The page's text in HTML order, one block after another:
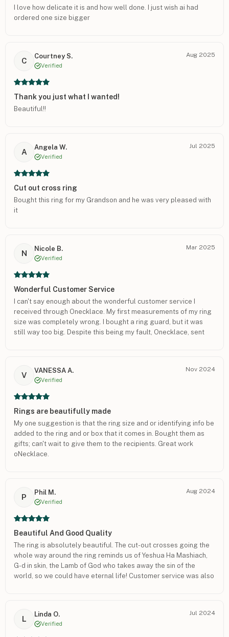
I love how delicate it is and how well done. I just wish ai had
ordered one size bigger
C
Courtney S.
Verified
Aug 2025
Thank you just what I wanted!
Beautiful!!
A
Angela W.
Verified
Jul 2025
Cut out cross ring
Bought this ring for my Grandson and he was very pleased with
it
N
Nicole B.
Verified
Mar 2025
Wonderful Customer Service
I can't say enough about the wonderful customer service I
received through Onecklace. My first measurements of my ring
size was completely wrong. I bought a ring guard, but it was
still way too big. Despite this being my fault, Onecklace, sent
V
VANESSA A.
Verified
Nov 2024
Rings are beautifully made
My one suggestion is that the ring size and or identifying info be
added to the ring and or box that it comes in. Bought them as
gifts; can't wait to give them to the recipients. Great work
oNecklace.
P
Phil M.
Verified
Aug 2024
Beautiful And Good Quality
The ring is absolutely beautiful. The cut-out crosses going the
whole way around the ring reminds us of Yeshua Ha Mashiach,
G-d in skin, the Lamb of God who takes away the sin of the
world, so we could have eternal life! Customer service was also
L
Linda O.
Verified
Jul 2024